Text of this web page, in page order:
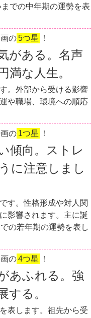
での中年期の運勢を表
の5つ星 ！
がある。名声
満な人生。
。外部から受ける影響
や職場、環境への順応
の 1つ星 ！
傾向。ストレ
に注意しまし
す。性格形成や対人関
影響されます。主に誕
の若年期の運勢を表し
の4つ星 ！
あふれる。強
する。
表します。祖先から受